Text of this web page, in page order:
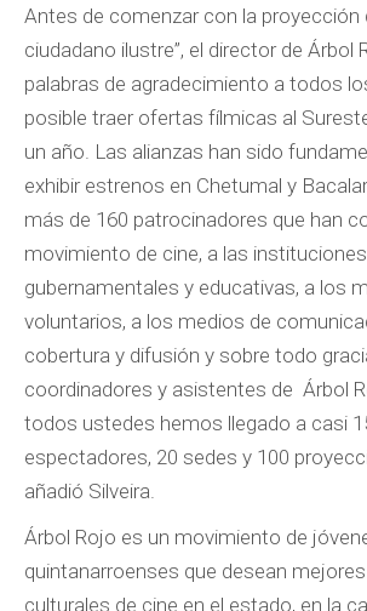
Antes de comenzar con la proyección
ciudadano ilustre”, el director de Árbol
palabras de agradecimiento a todos
posible traer ofertas fílmicas al
un año. Las alianzas han sido
exhibir estrenos en Chetumal y
más de 160 patrocinadores que han
movimiento de cine, a las instituciones
gubernamentales y educativas, a los
voluntarios, a los medios de
cobertura y difusión y sobre todo
coordinadores y asistentes de Árbol
todos ustedes hemos llegado a casi
espectadores, 20 sedes y 100
añadió Silveira.
Árbol Rojo es un movimiento de
quintanarroenses que desean
culturales de cine en el estado, en la